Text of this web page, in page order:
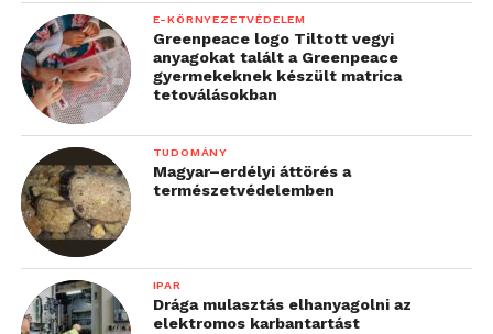
E-KÖRNYEZETVÉDELEM
Greenpeace logo Tiltott vegyi
anyagokat talált a Greenpeace
gyermekeknek készült matrica
tetoválásokban
TUDOMÁNY
Magyar–erdélyi áttörés a
természetvédelemben
IPAR
Drága mulasztás elhanyagolni az
elektromos karbantartást